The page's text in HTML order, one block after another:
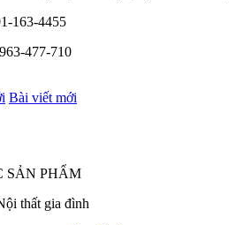
163-4455
477-710
Bài viết mới
SẢN PHẨM
thất gia đình